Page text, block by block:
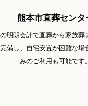
熊本市直葬センタ
明朗会計で直葬から家族葬
備し、自宅安置が困難な場
みのご利用も可能です。